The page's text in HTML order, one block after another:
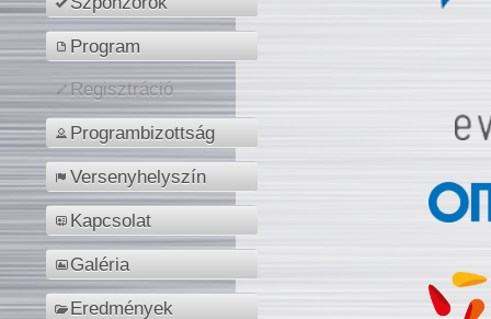
Program
Regisztráció
Programbizottság
Versenyhelyszín
Kapcsolat
Galéria
Eredmények